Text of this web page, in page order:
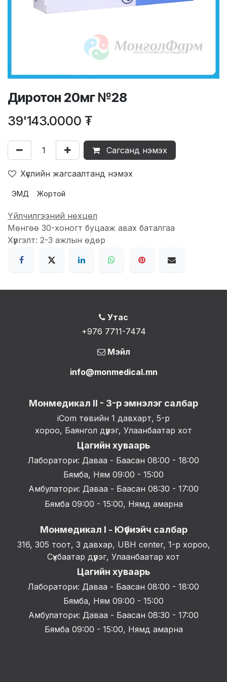
Диротон 20мг №28
39'143.0000 ₮
Сагсанд нэмэх
Хүслийн жагсаалтанд нэмэх
ЭМД Жортой
Үйлчилгээний нөхцөл
Мөнгөө 30-хоногт буцааж авах баталгаа
Хүргэлт: 2-3 ажлын өдөр
Утас
+976 7711-7474
Мэйл
info@monmedical.mn
Монмедикал II - 3-р эмнэлэг салбар
iCom төвийн 1 давхарт, 5-р
хороо, Баянгол дүүрэг, Улаанбаатар хот
Цагийн хуваарь
Лаборатори: Даваа - Баасан 08:00 - 18:00
Бямба, Ням 09:00 - 15:00
Амбулатори: Даваа - Баасан 08:30 - 17:00
Бямба 09:00 - 15:00, Нямд амарна
Монмедикал I - Юүбиэйч салбар
316, 305 тоот, 3 давхар, UBH center, 1-р хороо,
Сүхбаатар дүүрэг, Улаанбаатар хот
Цагийн хуваарь
Лаборатори: Даваа - Баасан 08:00 - 18:00
Бямба, Ням 09:00 - 15:00
Амбулатори: Даваа - Баасан 08:30 - 17:00
Бямба 09:00 - 15:00, Нямд амарна